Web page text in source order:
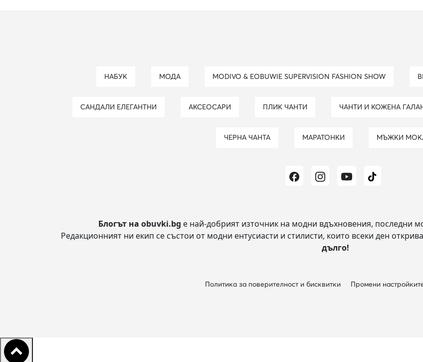
НАБУК МОДА MODIVO & EOBUWIE SUPERVISION FASHION SHOW
САНДАЛИ ЕЛЕГАНТНИ АКСЕОСАРИ ПЛИК ЧАНТИ ЧАНТИ И КОЖЕНА
ЧЕРНА ЧАНТА МАРАТОНКИ МЪЖКИ
Блогът на obuvki.bg е най-добрият източник на модни вдъхновения, последни
Редакционният ни екип се състои от модни ентусиасти и стилисти, които всеки ден
дълго!
Политика за поверителност и бисквитки Промени